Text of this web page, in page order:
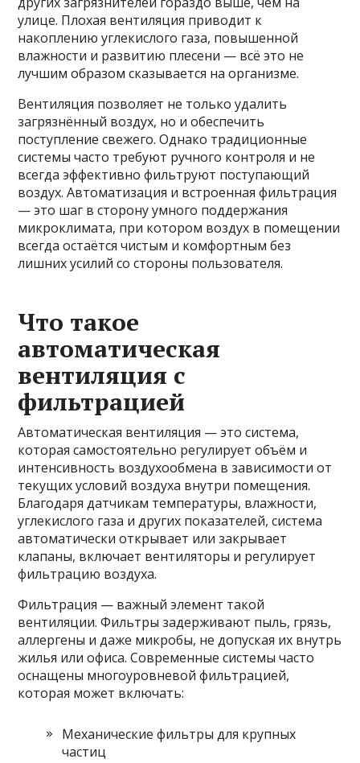
улице. Плохая вентиляция приводит к
накоплению углекислого газа, повышенной
влажности и развитию плесени — всё это не
лучшим образом сказывается на организме.
Вентиляция позволяет не только удалить
загрязнённый воздух, но и обеспечить
поступление свежего. Однако традиционные
системы часто требуют ручного контроля и не
всегда эффективно фильтруют поступающий
воздух. Автоматизация и встроенная фильтрация
— это шаг в сторону умного поддержания
микроклимата, при котором воздух в помещении
всегда остаётся чистым и комфортным без
лишних усилий со стороны пользователя.
Что такое
автоматическая
вентиляция с
фильтрацией
Автоматическая вентиляция — это система,
которая самостоятельно регулирует объём и
интенсивность воздухообмена в зависимости от
текущих условий воздуха внутри помещения.
Благодаря датчикам температуры, влажности,
углекислого газа и других показателей, система
автоматически открывает или закрывает
клапаны, включает вентиляторы и регулирует
фильтрацию воздуха.
Фильтрация — важный элемент такой
вентиляции. Фильтры задерживают пыль, грязь,
аллергены и даже микробы, не допуская их внутрь
жилья или офиса. Современные системы часто
оснащены многоуровневой фильтрацией,
которая может включать:
Механические фильтры для крупных
частиц